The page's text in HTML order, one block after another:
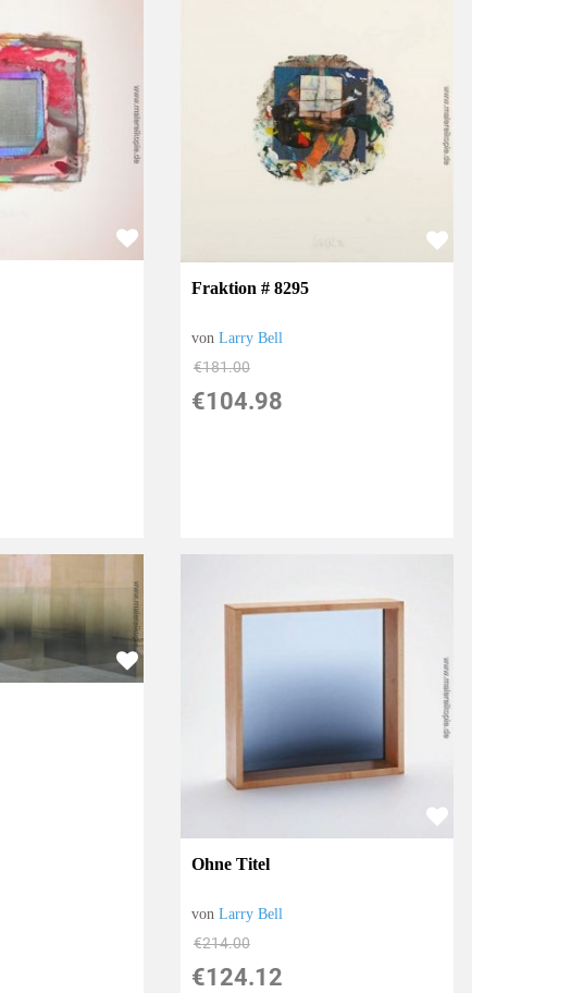
Fraktion # 8295
vonLarry Bell
€181.00
€104.98
Ohne Titel
vonLarry Bell
€214.00
€124.12